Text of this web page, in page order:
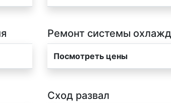
Ремонт системы
Посмотреть цены
Сход развал